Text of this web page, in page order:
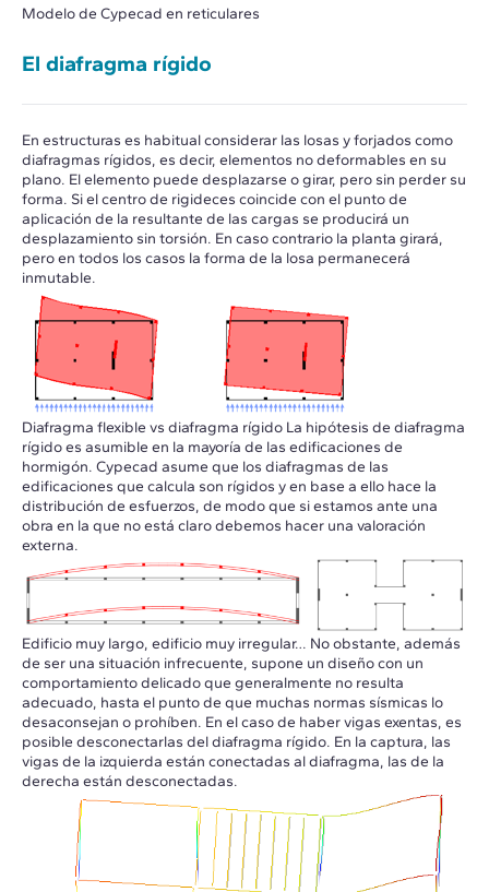
Modelo de Cypecad en reticulares
El diafragma rígido
En estructuras es habitual considerar las losas y forjados como
diafragmas rígidos, es decir, elementos no deformables en su
plano. El elemento puede desplazarse o girar, pero sin perder su
forma. Si el centro de rigideces coincide con el punto de
aplicación de la resultante de las cargas se producirá un
desplazamiento sin torsión. En caso contrario la planta girará,
pero en todos los casos la forma de la losa permanecerá
inmutable.
Diafragma flexible vs diafragma rígido La hipótesis de diafragma
rígido es asumible en la mayoría de las edificaciones de
hormigón. Cypecad asume que los diafragmas de las
edificaciones que calcula son rígidos y en base a ello hace la
distribución de esfuerzos, de modo que si estamos ante una
obra en la que no está claro debemos hacer una valoración
externa.
Edificio muy largo, edificio muy irregular… No obstante, además
de ser una situación infrecuente, supone un diseño con un
comportamiento delicado que generalmente no resulta
adecuado, hasta el punto de que muchas normas sísmicas lo
desaconsejan o prohíben. En el caso de haber vigas exentas, es
posible desconectarlas del diafragma rígido. En la captura, las
vigas de la izquierda están conectadas al diafragma, las de la
derecha están desconectadas.